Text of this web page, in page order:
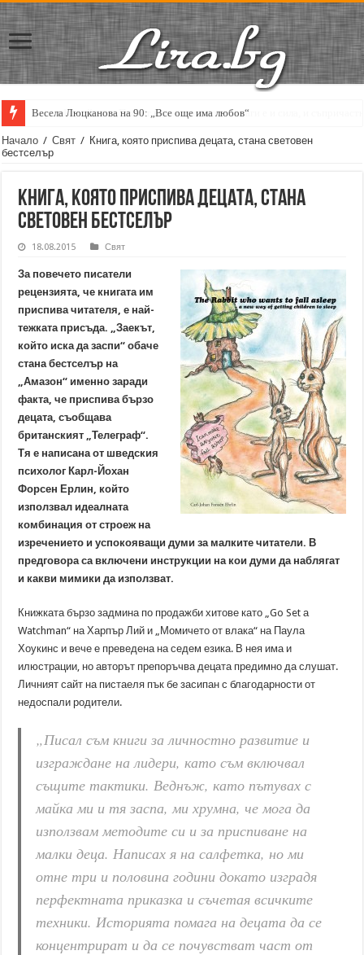
Весела Люцканова на 90: „Все още има любов“
Начало / Свят / Книга, която приспива децата, стана световен
бестселър
Книга, която приспива децата, стана
световен бестселър
18.08.2015 Свят
За повечето писатели
рецензията, че книгата им
приспива читателя, е най-
тежката присъда. „Заекът,
който иска да заспи“ обаче
стана бестселър на
„Амазон“ именно заради
факта, че приспива бързо
децата, съобщава
британският „Телеграф“.
Тя е написана от шведския
психолог Карл-Йохан
Форсен Ерлин, който
използвал идеалната
комбинация от строеж на
изречението и успокояващи думи за малките читатели. В
предговора са включени инструкции на кои думи да наблягат
и какви мимики да използват.
Книжката бързо задмина по продажби хитове като „Go Set а
Watchman“ на Харпър Лий и „Момичето от влака“ на Паула
Хоукинс и вече е преведена на седем езика. В нея има и
илюстрации, но авторът препоръчва децата предимно да слушат.
Личният сайт на пистаеля пък бе засипан с благодарности от
недоспали родители.
„Писал съм книги за личностно развитие и
изграждане на лидери, като съм включвал
същите тактики. Веднъж, като пътувах с
майка ми и тя заспа, ми хрумна, че мога да
използвам методите си и за приспиване на
малки деца. Написах я на салфетка, но ми
отне три и половина години докато изградя
перфектната приказка и съчетая всичките
техники. Историята помага на децата да се
концентрират и да се почувстват част от